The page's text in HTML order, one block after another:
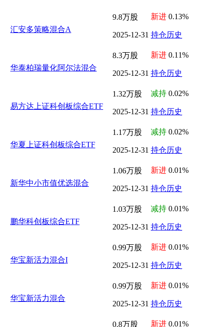
汇安多策略混合A
9.8万股
2025-12-31
新进 0.13%
持仓历史
华泰柏瑞量化阿尔法混合
8.3万股
2025-12-31
新进 0.11%
持仓历史
易方达上证科创板综合ETF
1.32万股
2025-12-31
减持 0.02%
持仓历史
华夏上证科创板综合ETF
1.17万股
2025-12-31
减持 0.02%
持仓历史
新华中小市值优选混合
1.06万股
2025-12-31
新进 0.01%
持仓历史
鹏华科创板综合ETF
1.03万股
2025-12-31
减持 0.01%
持仓历史
华宝新活力混合I
0.99万股
2025-12-31
新进 0.01%
持仓历史
华宝新活力混合
0.99万股
2025-12-31
新进 0.01%
持仓历史
0.8万股 新进 0.01%